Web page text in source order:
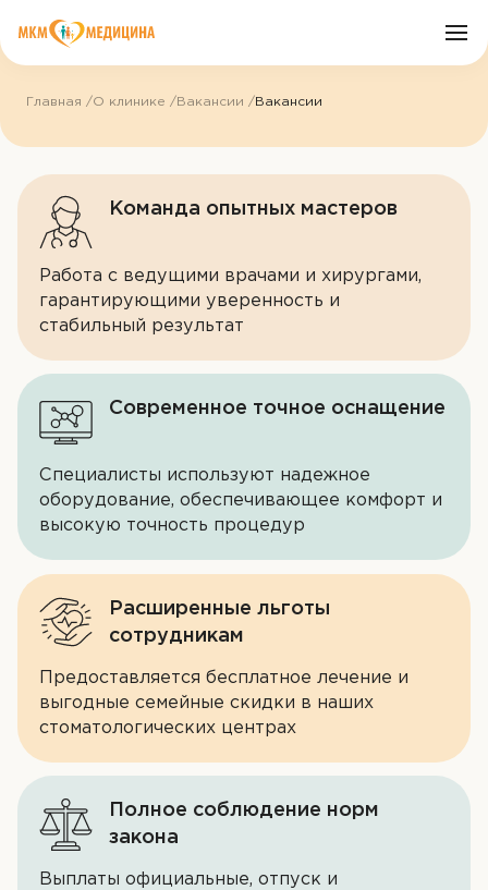
Врачи
Цены
Пациенту
Акции
Контакты
Главная О клинике Вакансии Вакансии
Команда опытных мастеров
Работа с ведущими врачами и хирургами,
гарантирующими уверенность и
стабильный результат
Современное точное оснащение
Специалисты используют надежное
оборудование, обеспечивающее комфорт и
высокую точность процедур
Расширенные льготы
сотрудникам
Предоставляется бесплатное лечение и
выгодные семейные скидки в наших
стоматологических центрах
Полное соблюдение норм
закона
Выплаты официальные, отпуск и